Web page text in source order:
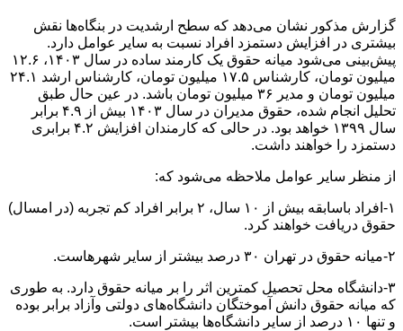
گزارش مذکور نشان می‌دهد که سطح ارشدیت در بنگاه‌ها نقش
بیشتری در افزایش دستمزد افراد نسبت به سایر عوامل دارد.
پیش‌بینی می‌شود میانه حقوق یک کارمند ساده در سال ۱۴۰۳، ۱۲.۶
میلیون تومان، کارشناس ۱۷.۵ میلیون تومان، کارشناس ارشد ۲۴.۱
میلیون تومان و مدیر ۳۶ میلیون تومان باشد. در عین حال طبق
تحلیل انجام شده، حقوق مدیران در سال ۱۴۰۳ بیش از ۴.۹ برابر
سال ۱۳۹۹ خواهد بود. در حالی که کارمندان افزایش ۴.۲ برابری
دستمزد را خواهند داشت.
از منظر سایر عوامل ملاحظه می‌شود که:
۱-افراد باسابقه بیش از ۱۰ سال، ۲ برابر افراد کم تجربه (در امسال)
حقوق دریافت خواهند کرد.
۲-میانه حقوق در تهران ۳۰ درصد بیشتر از سایر شهرهاست.
۳-دانشگاه محل تحصیل کمترین اثر را بر میانه حقوق دارد. به طوری
که میانه حقوق دانش آموختگان دانشگاه‌های دولتی وآزاد برابر بوده
و تنها ۱۰ درصد از سایر دانشگاه‌ها بیشتر است.